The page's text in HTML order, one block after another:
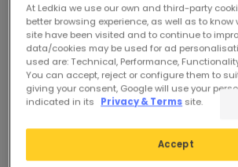
Avant 45,99 €
21,99 €
PROMO
Suspension Fibres Naturelles
Kavya
Avant
26,99
PROMO
Esuay
At Ledkia we use our own and third-party
better browsing experience, as well as to
site have been visited and to continue to
data/cookies may be used for ad
used are: Technical, Performance,
You can accept, reject or configure them to
giving your consent, Google will use your
indicated in its
Privacy & Terms site.
Accept